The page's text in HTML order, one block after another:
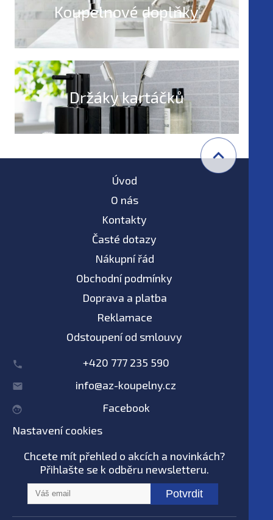
Koupelnové doplňky
Držáky kartáčků
Úvod
O nás
Kontakty
Časté dotazy
Nákupní řád
Obchodní podmínky
Doprava a platba
Reklamace
Odstoupení od smlouvy
+420 777 235 590
info@az-koupelny.cz
Facebook
Nastavení cookies
Chcete mít přehled o akcích a novinkách?
Přihlašte se k odběru newsletteru.
Potvrdit